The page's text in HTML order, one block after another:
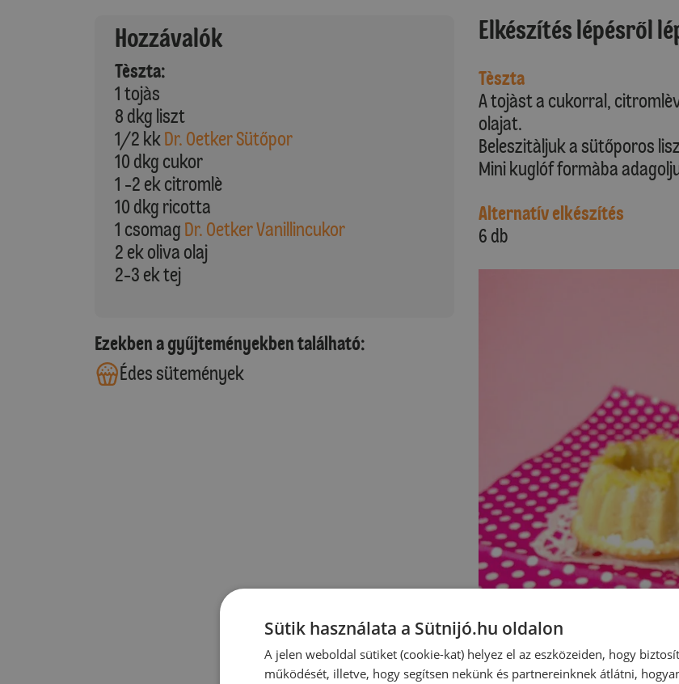
Hozzávalók
Tèszta:
1 tojàs
8 dkg liszt
1/2 kkDr. Oetker Sütőpor
10 dkg cukor
1 -2 ek citromlè
10 dkg ricotta
1 csomag Dr. Oetker Vanillincukor
2 ek oliva olaj
2-3 ek tej
Ezekben a gyűjteményekben található:
Édes sütemények
Elkészítés lépésről
Tèszta
A tojàst a cukorral,
olajat.
Beleszitàljuk a sütőporos
Mini kuglóf formàba
Alternatív elkészítés
6 db
Sütik használata a Sütnijó.hu oldalon
A jelen weboldal sütiket (cookie-kat) helyez el az eszközeiden, hogy
működését, illetve, hogy segítsen nekünk és partnereinknek átlátni,